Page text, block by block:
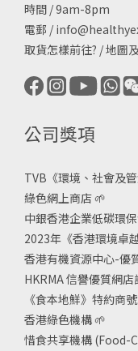
時間 / 9am-8pm
電郵 /
取貨怎樣前往? /地圖
公司獎項
TVB《環境、社會及
綠色網上商店 🌱
中銀香港企業低碳環
2023年《香港環境卓
香港有機資源中心-優
HKRMA 信譽優質網店
《食本地鮮》特約商號
香港綠色機構 🌱
惜食共享機構 (Food-